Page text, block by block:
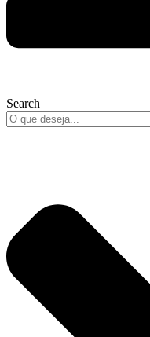
Search